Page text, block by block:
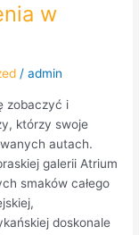
w
/admin
zobaczyć i
którzy swoje
autach.
galerii Atrium
smaków całego
doskonale